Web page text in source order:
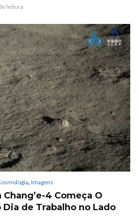
leitura
, Imagens
4 Começa O
de Trabalho no Lado